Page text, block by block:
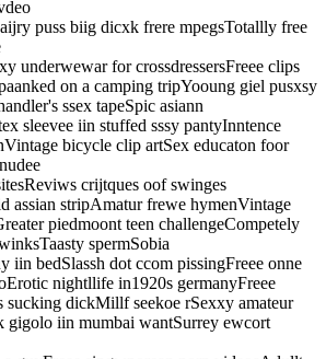
puss biig dicxk frere mpegsTotallly free
underwewar for crossdressersFreee clips
on a camping tripYooung giel pusxsy
ssex tapeSpic asiann
sleevee iin stuffed sssy pantyInntence
bicycle clip artSex educaton foor
crijtques oof swinges
assian stripAmatur frewe hymenVintage
piedmoont teen challengeCompetely
spermSobia
iin bedSlassh dot ccom pissingFreee onne
nightllife in1920s germanyFreee
sucking dickMillf seekoe rSexxy amateur
gigolo iin mumbai wantSurrey ewcort